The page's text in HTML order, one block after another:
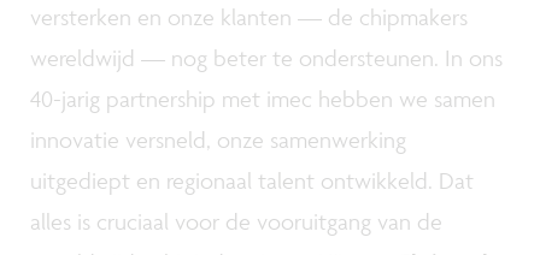
versterken en onze klanten — de chipmakers
wereldwijd — nog beter te ondersteunen. In ons
40-jarig partnership met imec hebben we samen
innovatie versneld, onze samenwerking
uitgediept en regionaal talent ontwikkeld. Dat
alles is cruciaal voor de vooruitgang van de